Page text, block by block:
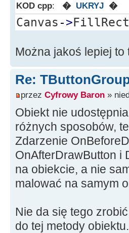
KOD cpp: � UKRYJ �
Canvas -> FillRect
Można jakoś lepiej
Re:
przez Cyfrowy Baron »
Obiekt nie
różnych sposobów,
Zdarzenie
OnAfterDrawButton i
na obiekcie, a nie
malować na samym
Nie da się tego
do tej metody obiektu.